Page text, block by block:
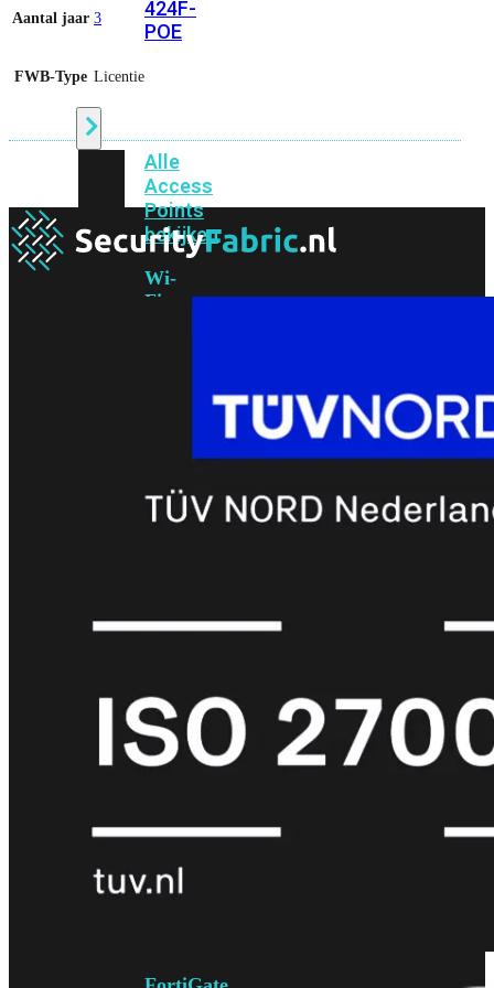
424F-
POE
Alle
Access
Points
bekijken
Wi-
Fi
Wi-
Fi
IndoorOutdoor
MIMO
bekijken
Aantal jaar 3
FWB-Type Licentie